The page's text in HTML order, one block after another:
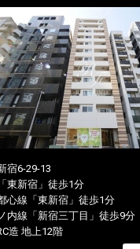
宿6-29-13
東新宿」徒歩1分
心線「東新宿」徒歩1分
内線「新宿三丁目」徒歩9分
造 地上12階